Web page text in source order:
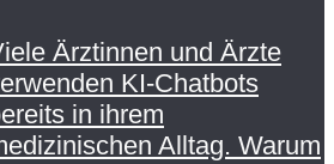
Ärztinnen und Ärzte
KI-Chatbots
in ihrem
Alltag. Warum